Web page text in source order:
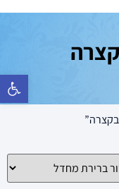
פתח סרגל
בקצרה”